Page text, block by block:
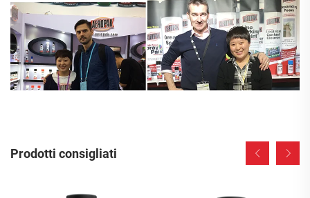
Prodotti consigliati